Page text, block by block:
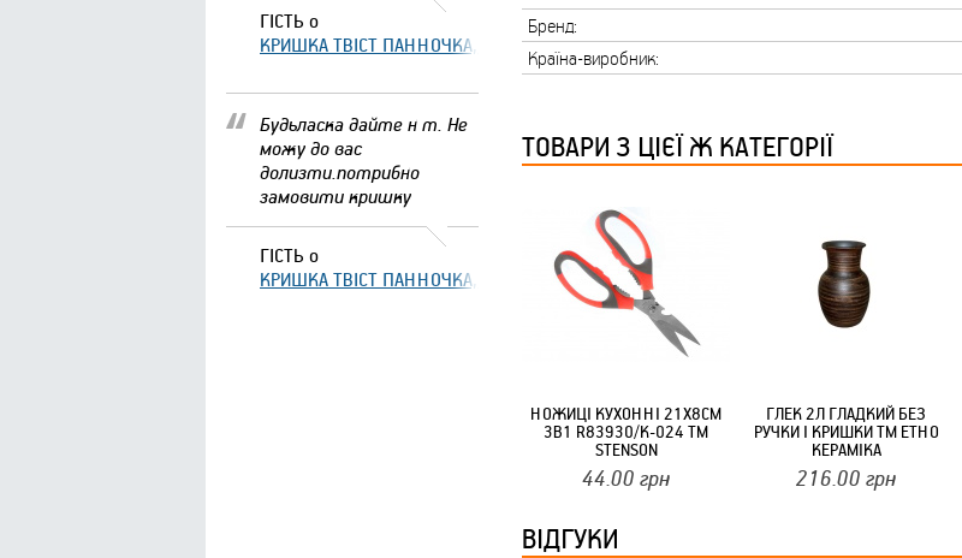
ГІСТЬ о
КРИШКА ТВІСТ ПАННОЧКА, ЩО ЗАКРУЧУЄТЬСЯ КОТИКИ (20ШТ/УП) ОФФ 82 ПАННОЧКА
Будьласка дайте н т. Не
можу до вас
долизти.потрибно
замовити кришку
ГІСТЬ о
КРИШКА ТВІСТ ПАННОЧКА, ЩО ЗАКРУЧУЄТЬСЯ КОТИКИ (20ШТ/УП) ОФФ 82 ПАННОЧКА
Бренд:
Країна-виробник:
ТОВАРИ З ЦІЄЇ Ж КАТЕГОРІЇ
НОЖИЦІ КУХОННІ 21Х8СМ
3В1 R83930/К-024 ТМ
STENSON
44.00 грн
ГЛЕК 2Л ГЛАДКИЙ БЕЗ
РУЧКИ І КРИШКИ ТМ ЕТНО
КЕРАМІКА
216.00 грн
ВІДГУКИ